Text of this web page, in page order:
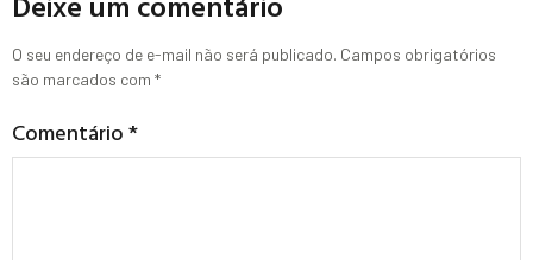
O seu endereço de e-mail não será publicado. Campos obrigatórios
são marcados com *
Comentário*